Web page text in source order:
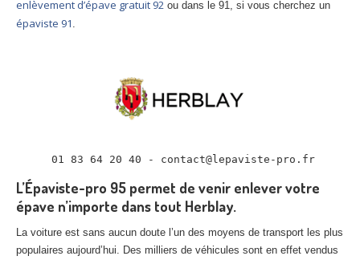
enlèvement d’épave gratuit 92 ou dans le 91, si vous cherchez un
épaviste 91 .
L’Épaviste-pro 95 permet de venir enlever votre
épave n’importe dans tout Herblay.
La voiture est sans aucun doute l’un des moyens de transport les plus
populaires aujourd’hui. Des milliers de véhicules sont en effet vendus